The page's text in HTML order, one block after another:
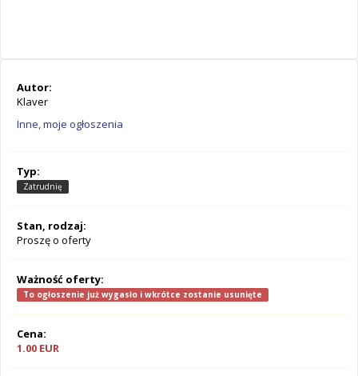
Autor:
Klaver
Inne, moje ogłoszenia
Typ:
Zatrudnię
Stan, rodzaj:
Proszę o oferty
Ważność oferty:
To ogłoszenie już wygasło i wkrótce zostanie usunięte
Cena:
1.00 EUR